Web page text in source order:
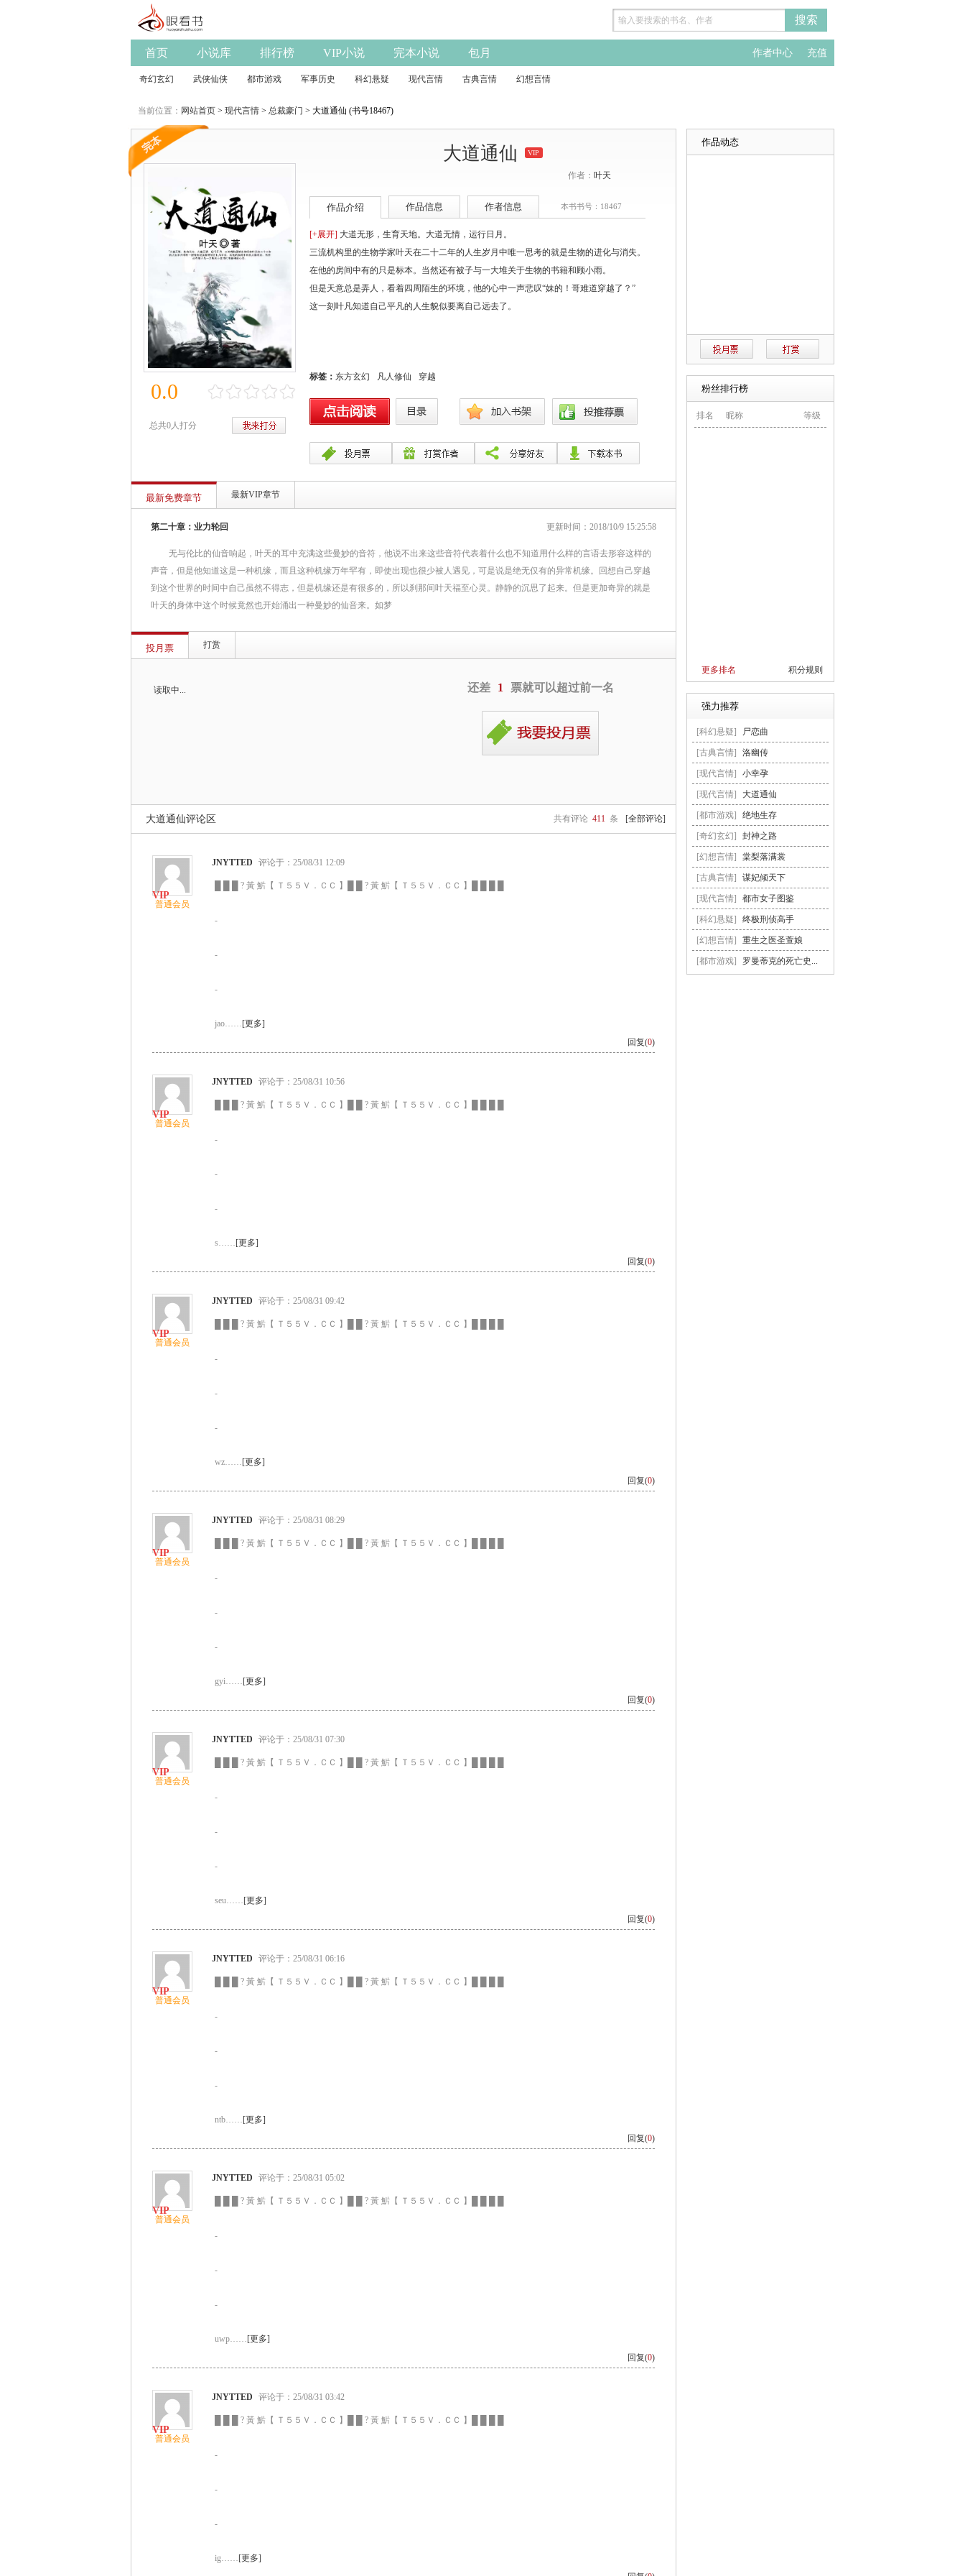
首页 小说库 排行榜 VIP小说 完本小说 包月 作者中心 充值
奇幻玄幻 武侠仙侠 都市游戏 军事历史 科幻悬疑 现代言情 古典言情 幻想言情
当前位置： 网站首页 > 现代言情 > 总裁豪门 > 大道通仙 (书号18467)
0.0
总共0人打分
大道通仙 VIP
作者： 叶天
作品介绍 作品信息 作者信息 本书书号：18467
[+展开] 大道无形，生育天地。大道无情，运行日月。
三流机构里的生物学家叶天在二十二年的人生岁月中唯一思考的就是生物的进化与消失。
在他的房间中有的只是标本。当然还有被子与一大堆关于生物的书籍和顾小雨。
但是天意总是弄人，看着四周陌生的环境，他的心中一声悲叹“妹的！哥难道穿越了？”
这一刻叶凡知道自己平凡的人生貌似要离自己远去了。
标签： 东方玄幻 凡人修仙 穿越
最新免费章节 最新VIP章节
第二十章：业力轮回 更新时间：2018/10/9 15:25:58
无与伦比的仙音响起，叶天的耳中充满这些曼妙的音符，他说不出来这些音符代表着什么也不知道用什么样的言语去形容这样的
声音，但是他知道这是一种机缘，而且这种机缘万年罕有，即使出现也很少被人遇见，可是说是绝无仅有的异常机缘。回想自己穿越
到这个世界的时间中自己虽然不得志，但是机缘还是有很多的，所以刹那间叶天福至心灵。静静的沉思了起来。但是更加奇异的就是
叶天的身体中这个时候竟然也开始涌出一种曼妙的仙音来。如梦
投月票 打赏
读取中... 还差 1 票就可以超过前一名
共有评论 411 条 [全部评论]
大道通仙评论区
普通会员
JNYTTED 评论于：25/08/31 12:09
█ █ █ ? 黃 魸【 Ｔ５５Ｖ．ＣＣ 】█ █ ? 黃 魸【 Ｔ５５Ｖ．ＣＣ 】█ █ █ █
-
-
-
jao……[更多]
回复(0)
普通会员
JNYTTED 评论于：25/08/31 10:56
█ █ █ ? 黃 魸【 Ｔ５５Ｖ．ＣＣ 】█ █ ? 黃 魸【 Ｔ５５Ｖ．ＣＣ 】█ █ █ █
-
-
-
s……[更多]
回复(0)
普通会员
JNYTTED 评论于：25/08/31 09:42
█ █ █ ? 黃 魸【 Ｔ５５Ｖ．ＣＣ 】█ █ ? 黃 魸【 Ｔ５５Ｖ．ＣＣ 】█ █ █ █
-
-
-
wz……[更多]
回复(0)
普通会员
JNYTTED 评论于：25/08/31 08:29
█ █ █ ? 黃 魸【 Ｔ５５Ｖ．ＣＣ 】█ █ ? 黃 魸【 Ｔ５５Ｖ．ＣＣ 】█ █ █ █
-
-
-
gyi……[更多]
回复(0)
普通会员
JNYTTED 评论于：25/08/31 07:30
█ █ █ ? 黃 魸【 Ｔ５５Ｖ．ＣＣ 】█ █ ? 黃 魸【 Ｔ５５Ｖ．ＣＣ 】█ █ █ █
-
-
-
seu……[更多]
回复(0)
普通会员
JNYTTED 评论于：25/08/31 06:16
█ █ █ ? 黃 魸【 Ｔ５５Ｖ．ＣＣ 】█ █ ? 黃 魸【 Ｔ５５Ｖ．ＣＣ 】█ █ █ █
-
-
-
ntb……[更多]
回复(0)
普通会员
JNYTTED 评论于：25/08/31 05:02
█ █ █ ? 黃 魸【 Ｔ５５Ｖ．ＣＣ 】█ █ ? 黃 魸【 Ｔ５５Ｖ．ＣＣ 】█ █ █ █
-
-
-
uwp……[更多]
回复(0)
普通会员
JNYTTED 评论于：25/08/31 03:42
█ █ █ ? 黃 魸【 Ｔ５５Ｖ．ＣＣ 】█ █ ? 黃 魸【 Ｔ５５Ｖ．ＣＣ 】█ █ █ █
-
-
-
ig……[更多]
作品动态
粉丝排行榜
排名 昵称 等级
更多排名 积分规则
强力推荐
[科幻悬疑] 尸恋曲
[古典言情] 洛幽传
[现代言情] 小幸孕
[现代言情] 大道通仙
[都市游戏] 绝地生存
[奇幻玄幻] 封神之路
[幻想言情] 棠梨落满裳
[古典言情] 谋妃倾天下
[现代言情] 都市女子图鉴
[科幻悬疑] 终极刑侦高手
[幻想言情] 重生之医圣萱娘
[都市游戏] 罗曼蒂克的死亡史...